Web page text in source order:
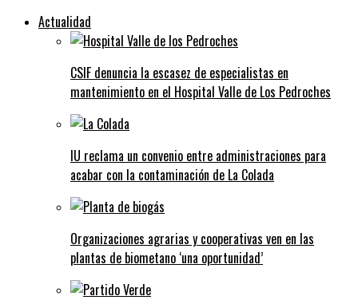
Actualidad
CSIF denuncia la escasez de especialistas en
mantenimiento en el Hospital Valle de Los Pedroches
IU reclama un convenio entre administraciones para
acabar con la contaminación de La Colada
Organizaciones agrarias y cooperativas ven en las
plantas de biometano ‘una oportunidad’